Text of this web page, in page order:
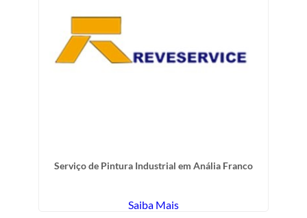
Serviço de Pintura Industrial em Anália Franco
Saiba Mais